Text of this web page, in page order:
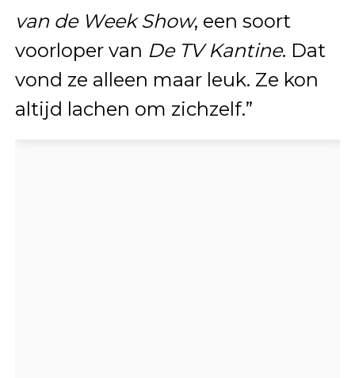
van de Week Show, een soort
voorloper van De TV Kantine. Dat
vond ze alleen maar leuk. Ze kon
altijd lachen om zichzelf.”